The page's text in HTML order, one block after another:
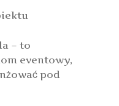
– to
eventowy,
pod